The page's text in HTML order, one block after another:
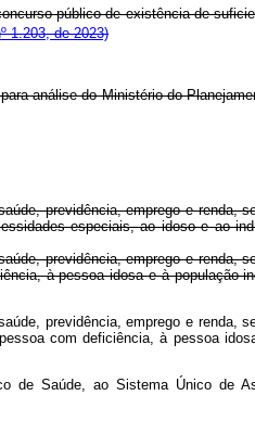
público de existência de
1.203, de 2023)
análise do Ministério do
previdência, emprego e renda,
especiais, ao idoso e ao
previdência, emprego e renda,
à pessoa idosa e à
previdência, emprego e renda,
com deficiência, à pessoa
de Saúde, ao Sistema Único